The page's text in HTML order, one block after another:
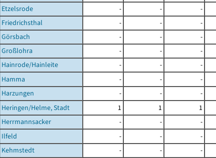
Etzelsrode
- - -
Friedrichsthal
- - -
Görsbach
- - -
Großlohra
- - -
Hainrode/Hainleite
- - -
Hamma
- - -
Harzungen
- - -
Heringen/Helme, Stadt
1 1 1
Herrmannsacker
- - -
Ilfeld
- - -
Kehmstedt
- - -